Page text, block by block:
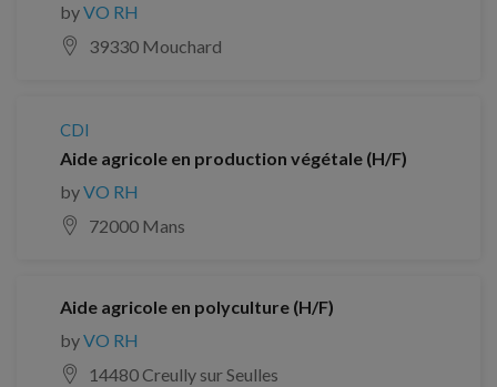
byVO RH
39330 Mouchard
CDI
Aide agricole en production végétale (H/F)
byVO RH
72000 Mans
Aide agricole en polyculture (H/F)
byVO RH
14480 Creully sur Seulles